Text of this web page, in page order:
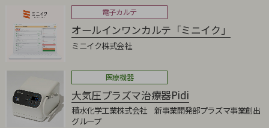
電子カルテ
オールインワンカルテ「ミニイク」
ミニイク株式会社
医療機器
大気圧プラズマ治療器Pidi
積水化学工業株式会社 新事業開発部プラズマ事業創出
グループ